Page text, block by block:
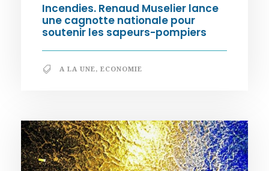
Incendies. Renaud Muselier lance
une cagnotte nationale pour
soutenir les sapeurs-pompiers
A LA UNE, ECONOMIE